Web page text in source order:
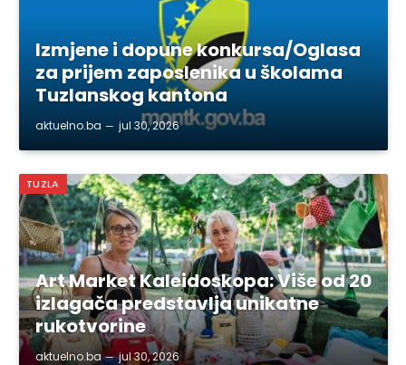
Izmjene i dopune konkursa/Oglasa
za prijem zaposlenika u školama
Tuzlanskog kantona
aktuelno.ba jul 30, 2026
TUZLA
Art Market Kaleidoskopa: Više od 20
izlagača predstavlja unikatne
rukotvorine
aktuelno.ba jul 30, 2026